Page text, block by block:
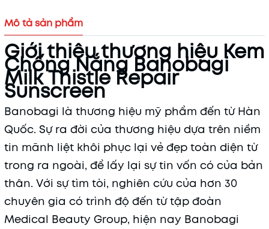
Mô tả sản phẩm
Giới thiệu thương hiệu Kem
Chống Nắng Banobagi
Milk Thistle Repair
Sunscreen
Banobagi là thương hiệu mỹ phẩm đến từ Hàn
Quốc. Sự ra đời của thương hiệu dựa trên niềm
tin mãnh liệt khôi phục lại vẻ đẹp toàn diện từ
trong ra ngoài, để lấy lại sự tin vốn có của bản
thân. Với sự tìm tòi, nghiên cứu của hơn 30
chuyên gia có trình độ đến từ tập đoàn
Medical Beauty Group, hiện nay Banobagi